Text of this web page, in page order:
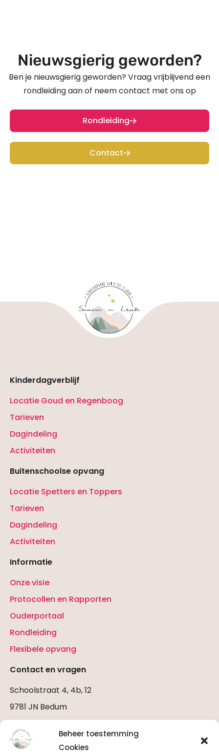
Beheer toestemming
Cookies
Nieuwsgierig geworden?
Ben je nieuwsgierig geworden? Vraag vrijblijvend een
rondleiding aan of neem contact met ons op
Rondleiding
Contact
Kinderdagverblijf
Locatie Goud en Regenboog
Tarieven
Dagindeling
Activiteiten
Buitenschoolse opvang
Locatie Spetters en Toppers
Tarieven
Dagindeling
Activiteiten
Informatie
Onze visie
Protocollen en Rapporten
Ouderportaal
Rondleiding
Flexibele opvang
Contact en vragen
Schoolstraat 4, 4b, 12
9781 JN Bedum
Stuur een E-mail
Bel ons (06 2922 0979)